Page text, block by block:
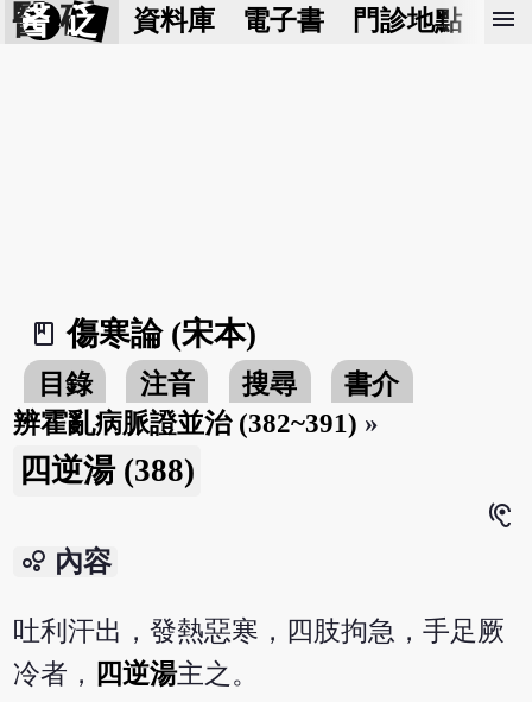
醫 砭 資料庫 電子書 門診地點 預
menu
book_2
傷寒論 (宋本)
目錄 注音 搜尋
書介
辨霍亂病脈證並治 (382~391) »
四逆湯 (388)
hearing
bubble_chart 內容
吐利汗出，發熱惡寒，四肢拘急，手足厥
冷者， 四逆湯主之。